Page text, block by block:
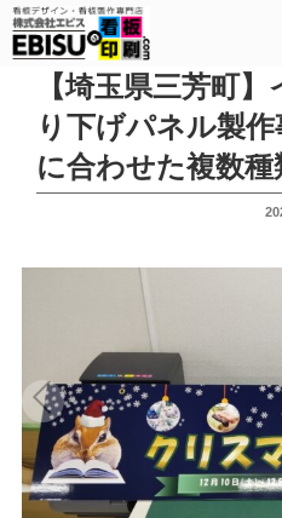
【埼玉県三芳町
り下げパネル製
に合わせた複数
投